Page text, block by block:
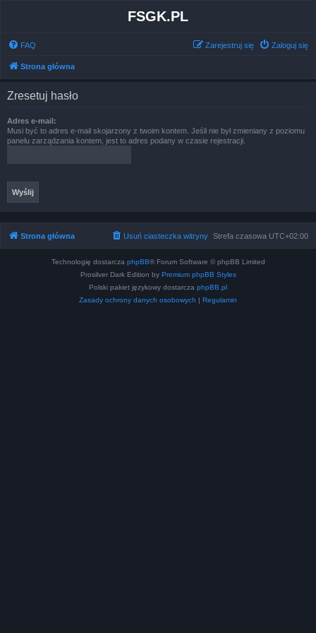
FSGK.PL
FAQ Zaloguj się
Zarejestruj się
Strona główna
Zresetuj hasło
Adres e-mail:
Musi być to adres e-mail skojarzony z twoim kontem. Jeśli nie był zmieniany z poziomu
panelu zarządzania kontem, jest to adres podany w czasie rejestracji.
Strona główna Strefa czasowa UTC+02:00
Usuń ciasteczka witryny
Technologię dostarcza phpBB® Forum Software © phpBB Limited
Prosilver Dark Edition by Premium phpBB Styles
Polski pakiet językowy dostarcza phpBB.pl
Zasady ochrony danych osobowych | Regulamin